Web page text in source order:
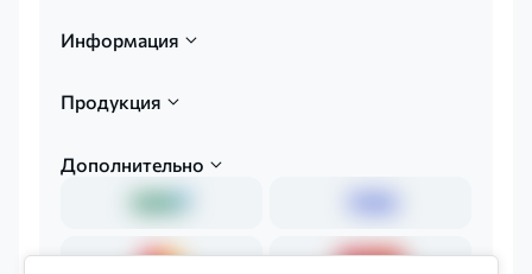
Информация
Продукция
Дополнительно